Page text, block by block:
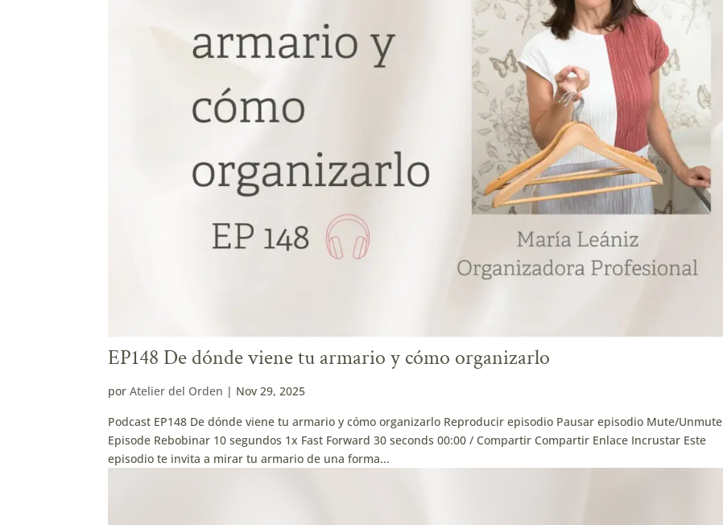
EP148 De dónde viene tu armario y cómo organizarlo
porAtelier del Orden | Nov 29, 2025
Podcast EP148 De dónde viene tu armario y cómo organizarlo Reproducir episodio Pausar episodio Mute/Unmute
Episode Rebobinar 10 segundos 1x Fast Forward 30 seconds 00:00 / Compartir Compartir Enlace Incrustar Este
episodio te invita a mirar tu armario de una forma...